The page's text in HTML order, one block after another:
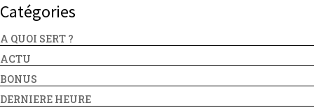
Catégories
A QUOI SERT ?
ACTU
BONUS
DERNIERE HEURE